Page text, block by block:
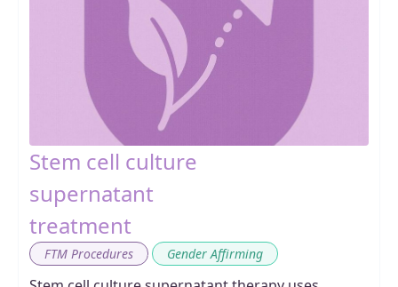
Stem cell culture
supernatant
treatment
FTM Procedures Gender Affirming